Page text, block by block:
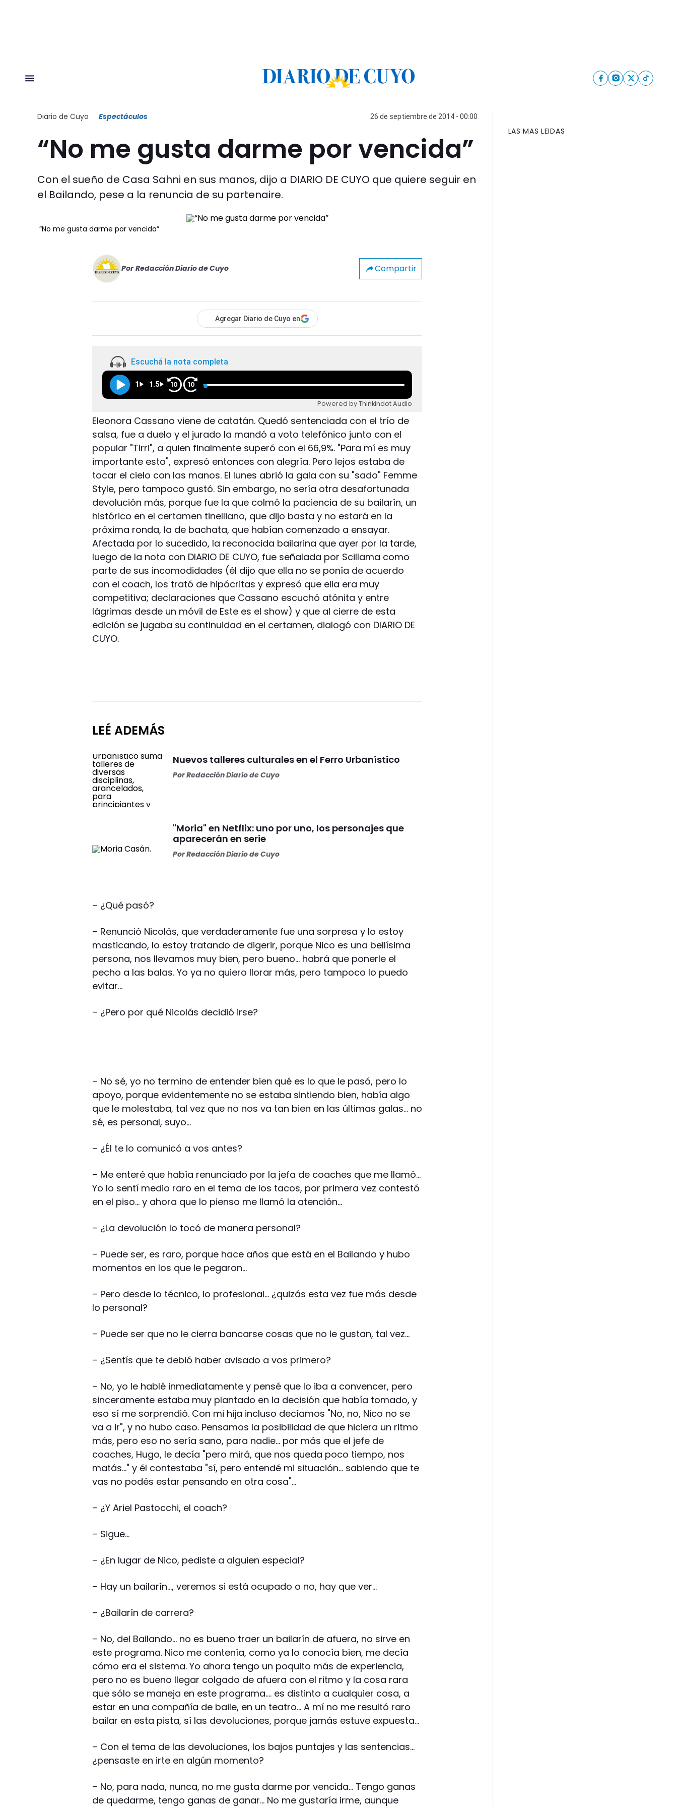
Diario de Cuyo Espectáculos 26 de septiembre de 2014 - 00:00
“No me gusta darme por vencida”
Con el sueño de Casa Sahni en sus manos, dijo a DIARIO DE CUYO que quiere seguir en
el Bailando, pese a la renuncia de su partenaire.
“No me gusta darme por vencida”
Por Redacción Diario de Cuyo Compartir
Agregar Diario de Cuyo en
Escuchá la nota completa
1 1.5 10 10
Powered by Thinkindot Audio
Eleonora Cassano viene de catatán. Quedó sentenciada con el trío de
salsa, fue a duelo y el jurado la mandó a voto telefónico junto con el
popular "Tirri", a quien finalmente superó con el 66,9%. "Para mí es muy
importante esto", expresó entonces con alegría. Pero lejos estaba de
tocar el cielo con las manos. El lunes abrió la gala con su "sado" Femme
Style, pero tampoco gustó. Sin embargo, no sería otra desafortunada
devolución más, porque fue la que colmó la paciencia de su bailarín, un
histórico en el certamen tinelliano, que dijo basta y no estará en la
próxima ronda, la de bachata, que habían comenzado a ensayar.
Afectada por lo sucedido, la reconocida bailarina que ayer por la tarde,
luego de la nota con DIARIO DE CUYO, fue señalada por Scillama como
parte de sus incomodidades (él dijo que ella no se ponía de acuerdo
con el coach, los trató de hipócritas y expresó que ella era muy
competitiva; declaraciones que Cassano escuchó atónita y entre
lágrimas desde un móvil de Este es el show) y que al cierre de esta
edición se jugaba su continuidad en el certamen, dialogó con DIARIO DE
CUYO.
LEÉ ADEMÁS
Nuevos talleres culturales en el Ferro Urbanístico
PorRedacción Diario de Cuyo
"Moria" en Netflix: uno por uno, los personajes que
aparecerán en serie
PorRedacción Diario de Cuyo
– ¿Qué pasó?
– Renunció Nicolás, que verdaderamente fue una sorpresa y lo estoy
masticando, lo estoy tratando de digerir, porque Nico es una bellísima
persona, nos llevamos muy bien, pero bueno… habrá que ponerle el
pecho a las balas. Yo ya no quiero llorar más, pero tampoco lo puedo
evitar…
– ¿Pero por qué Nicolás decidió irse?
– No sé, yo no termino de entender bien qué es lo que le pasó, pero lo
apoyo, porque evidentemente no se estaba sintiendo bien, había algo
que le molestaba, tal vez que no nos va tan bien en las últimas galas… no
sé, es personal, suyo…
– ¿Él te lo comunicó a vos antes?
– Me enteré que había renunciado por la jefa de coaches que me llamó…
Yo lo sentí medio raro en el tema de los tacos, por primera vez contestó
en el piso… y ahora que lo pienso me llamó la atención…
– ¿La devolución lo tocó de manera personal?
– Puede ser, es raro, porque hace años que está en el Bailando y hubo
momentos en los que le pegaron…
– Pero desde lo técnico, lo profesional… ¿quizás esta vez fue más desde
lo personal?
– Puede ser que no le cierra bancarse cosas que no le gustan, tal vez…
– ¿Sentís que te debió haber avisado a vos primero?
– No, yo le hablé inmediatamente y pensé que lo iba a convencer, pero
sinceramente estaba muy plantado en la decisión que había tomado, y
eso sí me sorprendió. Con mi hija incluso decíamos "No, no, Nico no se
va a ir", y no hubo caso. Pensamos la posibilidad de que hiciera un ritmo
más, pero eso no sería sano, para nadie… por más que el jefe de
coaches, Hugo, le decía "pero mirá, que nos queda poco tiempo, nos
matás…" y él contestaba "sí, pero entendé mi situación… sabiendo que te
vas no podés estar pensando en otra cosa"…
– ¿Y Ariel Pastocchi, el coach?
– Sigue…
– ¿En lugar de Nico, pediste a alguien especial?
– Hay un bailarín…, veremos si está ocupado o no, hay que ver…
– ¿Bailarín de carrera?
– No, del Bailando… no es bueno traer un bailarín de afuera, no sirve en
este programa. Nico me contenía, como ya lo conocía bien, me decía
cómo era el sistema. Yo ahora tengo un poquito más de experiencia,
pero no es bueno llegar colgado de afuera con el ritmo y la cosa rara
que sólo se maneja en este programa…. es distinto a cualquier cosa, a
estar en una compañía de baile, en un teatro… A mí no me resultó raro
bailar en esta pista, sí las devoluciones, porque jamás estuve expuesta…
– Con el tema de las devoluciones, los bajos puntajes y las sentencias…
¿pensaste en irte en algún momento?
– No, para nada, nunca, no me gusta darme por vencida… Tengo ganas
de quedarme, tengo ganas de ganar… No me gustaría irme, aunque
LAS MAS LEIDAS